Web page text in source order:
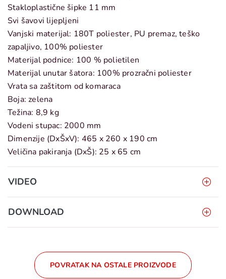
Stakloplastične šipke 11 mm
Svi šavovi lijepljeni
Vanjski materijal: 180T poliester, PU premaz, teško
zapaljivo, 100% poliester
Materijal podnice: 100 % polietilen
Materijal unutar šatora: 100% prozračni poliester
Vrata sa zaštitom od komaraca
Boja: zelena
Težina: 8,9 kg
Vodeni stupac: 2000 mm
Dimenzije (DxŠxV): 465 x 260 x 190 cm
Veličina pakiranja (DxŠ): 25 x 65 cm
VIDEO
DOWNLOAD
POVRATAK NA OSTALE PROIZVODE